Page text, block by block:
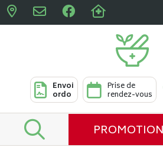
Envoi
ordo
Prise de
rendez-vous